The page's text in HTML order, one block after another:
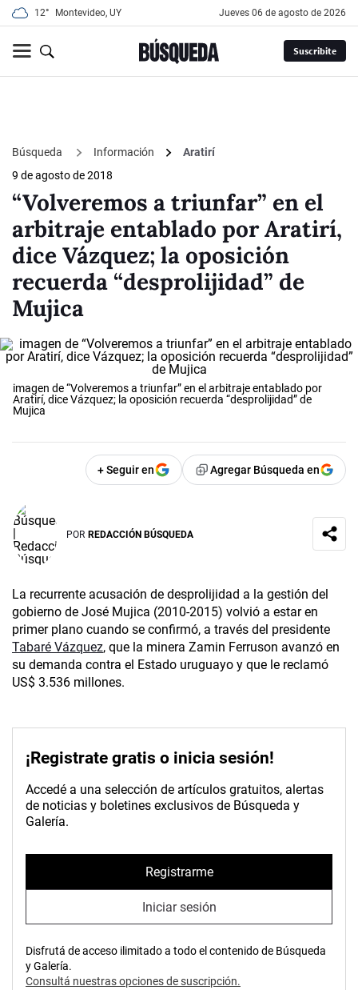
12° Montevideo, UY jueves 06 de agosto de 2026
Suscribite
Búsqueda Información
Aratirí
9 de agosto de 2018
“Volveremos a triunfar” en el
arbitraje entablado por Aratirí,
dice Vázquez; la oposición
recuerda “desprolijidad” de
Mujica
imagen de “Volveremos a triunfar” en el arbitraje entablado por
Aratirí, dice Vázquez; la oposición recuerda “desprolijidad” de
Mujica
+ Seguir en Agregar Búsqueda en
POR REDACCIÓN BÚSQUEDA
La recurrente acusación de desprolijidad a la gestión del
gobierno de José Mujica (2010-2015) volvió a estar en
primer plano cuando se confirmó, a través del presidente
Tabaré Vázquez, que la minera Zamin Ferruson avanzó en
su demanda contra el Estado uruguayo y que le reclamó
US$ 3.536 millones.
¡Registrate gratis o inicia sesión!
Accedé a una selección de artículos gratuitos, alertas
de noticias y boletines exclusivos de Búsqueda y
Galería.
Registrarme
Iniciar sesión
Disfrutá de acceso ilimitado a todo el contenido de Búsqueda
y Galería.
Consultá nuestras opciones de suscripción.